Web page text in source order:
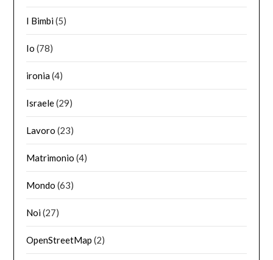
I Bimbi(5)
Io (78)
ironia(4)
Israele(29)
Lavoro (23)
Matrimonio (4)
Mondo (63)
Noi(27)
OpenStreetMap (2)